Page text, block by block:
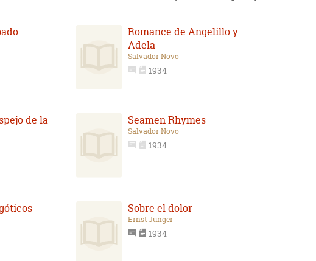
Romance de Angelillo y
Adela
Salvador Novo
1934
de la
Seamen Rhymes
Salvador Novo
1934
Sobre el dolor
Ernst Jünger
1934